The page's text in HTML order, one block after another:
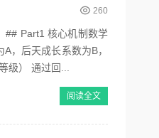
260
## Part1 核心机制数学
，后天成长系数为B，
级） 通过回...
阅读全文